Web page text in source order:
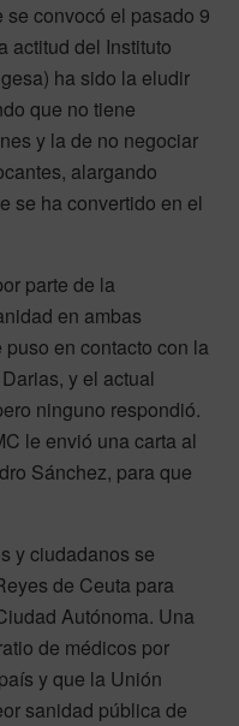
convocó el pasado 9
actitud del Instituto
ha sido la eludir
que no tiene
y la de no negociar
alargando
se ha convertido en el
parte de la
en ambas
en contacto con la
y el actual
ninguno respondió.
le envió una carta al
Sánchez, para que
y ciudadanos se
de Ceuta para
Autónoma. Una
de médicos por
y que la Unión
sanidad pública de